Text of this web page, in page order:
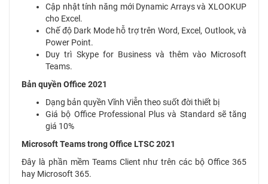
Cập nhật tính năng mới Dynamic Arrays và XLOOKUP
cho Excel.
Chế độ Dark Mode hỗ trợ trên Word, Excel, Outlook, và
Power Point.
Duy trì Skype for Business và thêm vào Microsoft
Teams.
Bản quyền Office 2021
Dạng bản quyền Vĩnh Viễn theo suốt đời thiết bị
Giá bộ Office Professional Plus và Standard sẽ tăng
giá 10%
Microsoft Teams trong Office LTSC 2021
Đây là phần mềm Teams Client như trên các bộ Office 365
hay Microsoft 365.